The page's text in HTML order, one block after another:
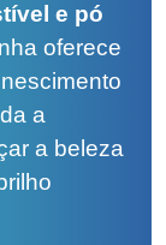
e pó
oferece
a
a beleza